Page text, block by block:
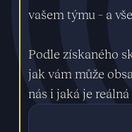
vašem týmu – a
Podle získaného
jak vám může
nás i jaká je